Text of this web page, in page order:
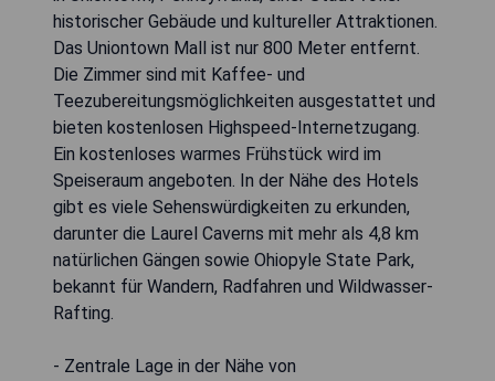
historischer Gebäude und kultureller Attraktionen.
Das Uniontown Mall ist nur 800 Meter entfernt.
Die Zimmer sind mit Kaffee- und
Teezubereitungsmöglichkeiten ausgestattet und
bieten kostenlosen Highspeed-Internetzugang.
Ein kostenloses warmes Frühstück wird im
Speiseraum angeboten. In der Nähe des Hotels
gibt es viele Sehenswürdigkeiten zu erkunden,
darunter die Laurel Caverns mit mehr als 4,8 km
natürlichen Gängen sowie Ohiopyle State Park,
bekannt für Wandern, Radfahren und Wildwasser-
Rafting.
- Zentrale Lage in der Nähe von